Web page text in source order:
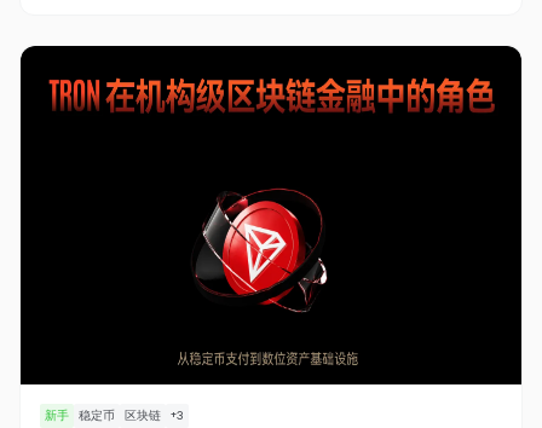
新手 稳定币 区块链 +3